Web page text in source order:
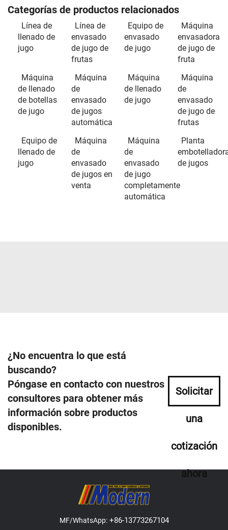
Categorías de productos relacionados
Línea de
llenado de
jugo
Línea de
envasado
de jugo de
frutas
Equipo de
envasado
de jugo
Máquina
envasadora
de jugo de
fruta
Máquina
de llenado
de botellas
de jugo
Máquina
de
envasado
de jugos
automática
Máquina
de llenado
de jugo
Máquina
de
envasado
de jugo de
frutas
Equipo de
llenado de
jugo
Máquina
de
envasado
de jugos en
venta
Máquina
de
envasado
de jugo
completamente
automática
Planta
de jugos
¿No encuentra lo que está
buscando?
Póngase en contacto con nuestros
consultores para obtener más
información sobre productos
disponibles.
Solicitar
una
cotización
ahora
MF/WhatsApp:+86-13773267104